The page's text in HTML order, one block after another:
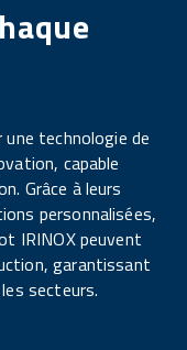
une technologie de
capable
Grâce à leurs
personnalisées,
IRINOX peuvent
garantissant
secteurs.